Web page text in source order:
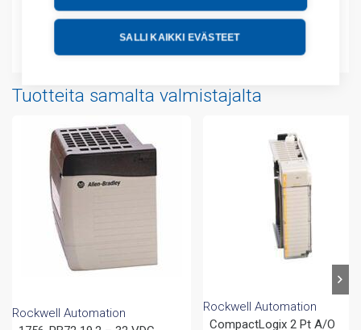
SALLI KAIKKI EVÄSTEET
Tuotteita samalta valmistajalta
Rockwell Automation
Rockwell Automation
CompactLogix 2 Pt A/O